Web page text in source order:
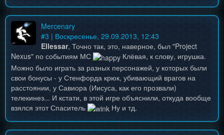
Mercenary
#3 | Воскресенье, 29.09.2013, 12:43
Ellessar, Точно так, это, наверное, был "Project
Nexus" по событиям МС
Клёвая, к слову, игрушка.
Можно было играть за разных персонажей, у которых были
свои бонусы - у Стенфорда крюк, убивающий врагов на
расстоянии, у Савиора (Иисуса, как его прозвали)
телекинез... И кстати, в этой игре объяснили, откуда вообще
взялся этот Спаситель
Ну и тд.